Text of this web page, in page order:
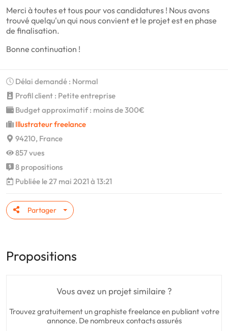
Merci à toutes et tous pour vos candidatures ! Nous avons
trouvé quelqu'un qui nous convient et le projet est en phase
de finalisation.
Bonne continuation !
Délai demandé : Normal
Profil client : Petite entreprise
Budget approximatif : moins de 300€
Illustrateur freelance
94210, France
857 vues
8 propositions
Publiée le 27 mai 2021 à 13:21
Partager
Propositions
Vous avez un projet similaire ?
Trouvez gratuitement un graphiste freelance en publiant votre
annonce. De nombreux contacts assurés